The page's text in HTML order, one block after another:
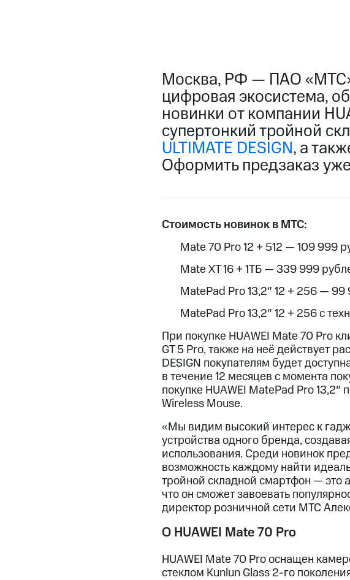
Москва, РФ — ПАО
цифровая экосистема,
новинки от компании
супертонкий тройной
ULTIMATE DESIGN, а
Оформить предзаказ
Стоимость новинок в МТС:
Mate 70 Pro 12 + 512 — 109 999
Mate XT 16 + 1ТБ — 339 999
MatePad Pro 13,2″ 12 + 256 —
MatePad Pro 13,2″ 12 + 256 с
При покупке HUAWEI Mate 70 Pro
GT 5 Pro, также на неё действует
DESIGN покупателям будет
в течение 12 месяцев с момента
покупке HUAWEI MatePad Pro
Wireless Mouse.
«Мы видим высокий интерес к
устройства одного бренда,
использования. Среди новинок
возможность каждому найти
тройной складной смартфон — это
что он сможет завоевать
директор розничной сети МТС
О HUAWEI Mate 70 Pro
HUAWEI Mate 70 Pro оснащен
стеклом Kunlun Glass 2-го